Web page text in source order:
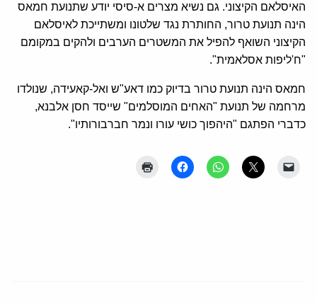
האיסלאם הקיצוני. גם נשיא מצרים א-סיסי יודע שתנועת חמאס
הינה תנועת טרור, החותרת נגד שלטונו ומשתייכת לאיסלאם
הקיצוני השואף להפיל את המשטרים הערבים ולהקים במקומם
"ח'ליפות אסלאמית".
חמאס הינה תנועת טרור בדיוק כמו דאע"ש ואל-קאעידה, שנולדו
מרחמה של תנועת "האחים המוסלמים" שייסד חסן אלבנא,
כדברי הפתגם "היהפוך כושי עורו ונמר חברבורותיו".